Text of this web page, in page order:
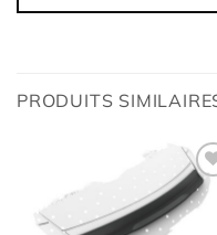
PRODUITS